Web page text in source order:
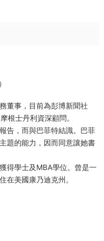
董事，目前為彭博新聞社
根士丹利資深顧問。
告，而與巴菲特結識。巴菲
題的能力，因而同意讓她書
得學士及MBA學位。曾是一
在美國康乃迪克州。